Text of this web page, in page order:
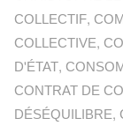
COLLECTIF,
COLLECTIVE,
D'ÉTAT,
CONTRAT DE
DÉSÉQUILIBRE,